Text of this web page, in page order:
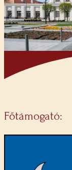
Főtámogató: